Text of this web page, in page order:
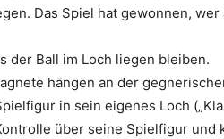
Das Spiel hat gewonnen,
der Ball im Loch liegen bleiben.
hängen an der
in sein eigenes Loch
über seine Spielfigur und